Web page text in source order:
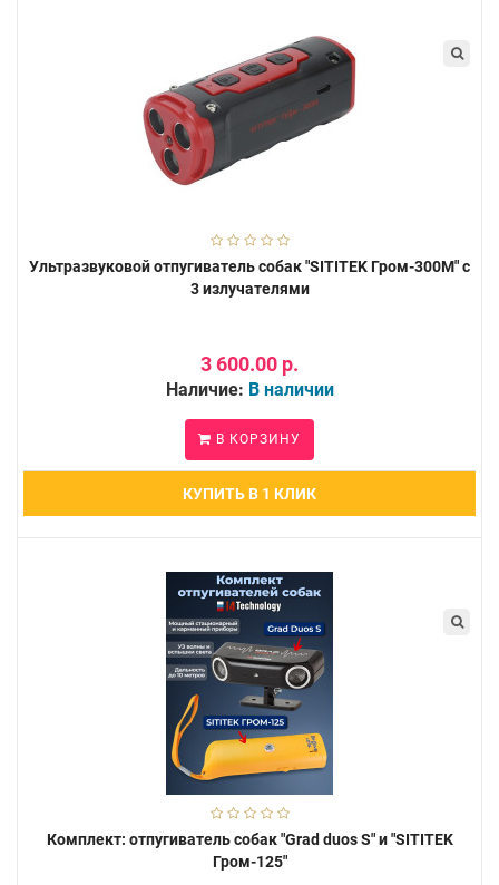
Ультразвуковой отпугиватель собак "SITITEK Гром-300М" с
3 излучателями
3 600.00 р.
Наличие: В наличии
В КОРЗИНУ
КУПИТЬ В 1 КЛИК
Комплект: отпугиватель собак "Grad duos S" и "SITITEK
Гром-125"